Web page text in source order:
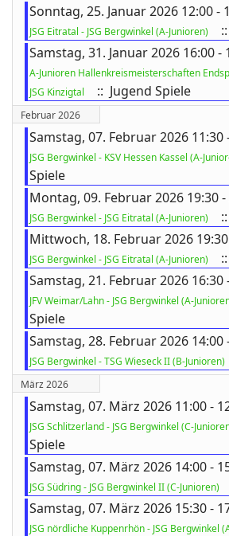
Sonntag, 25. Januar 2026 12:00 -
JSG Eitratal - JSG Bergwinkel (A-Junioren)
Samstag, 31. Januar 2026 16:00 -
A-Junioren Hallenkreismeisterschaften
JSG Kinzigtal
:: Jugend Spiele
Februar 2026
Samstag, 07. Februar 2026 11:30
JSG Bergwinkel - KSV Hessen Kassel (A-
Spiele
Montag, 09. Februar 2026 19:30 -
JSG Bergwinkel - JSG Eitratal (A-Junioren)
Mittwoch, 18. Februar 2026
JSG Bergwinkel - JSG Eitratal (A-Junioren)
Samstag, 21. Februar 2026 16:30
JFV Weimar/Lahn - JSG Bergwinkel (A-
Spiele
Samstag, 28. Februar 2026 14:00
JSG Bergwinkel - TSG Wieseck II (B-Junioren)
März 2026
Samstag, 07. März 2026 11:00 -
JSG Schlitzerland - JSG Bergwinkel (C-
Spiele
Samstag, 07. März 2026 14:00 -
JSG Südring - JSG Bergwinkel II (C-Junioren)
Samstag, 07. März 2026 15:30 -
JSG nördliche Kuppenrhön - JSG Bergwinkel
anzeigen